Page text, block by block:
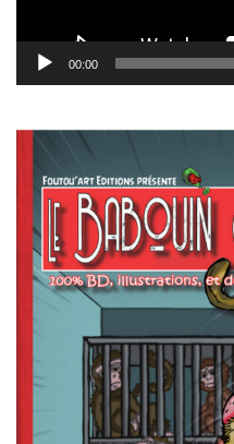
00:00